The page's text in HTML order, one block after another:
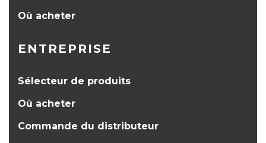
Où acheter
ENTREPRISE
Sélecteur de produits
Où acheter
Commande du distributeur